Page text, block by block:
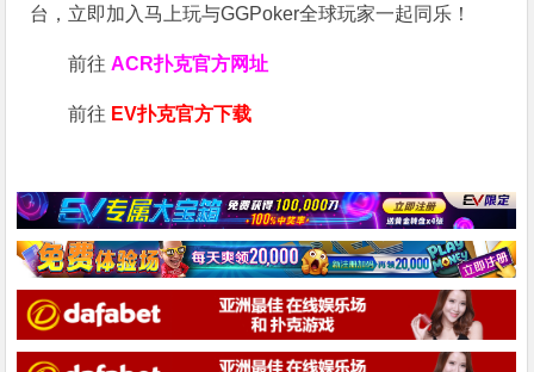
台，立即加入马上玩与GGPoker全球玩家一起同乐！
前往ACR扑克官方网址
前往 EV扑克官方下载